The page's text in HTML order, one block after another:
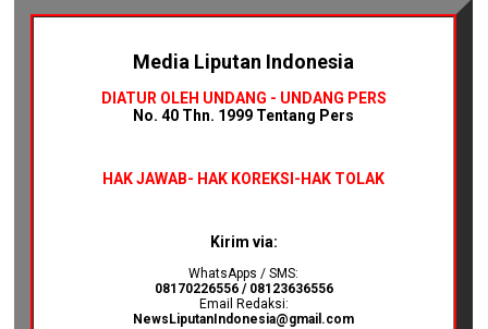
Media Liputan Indonesia
DIATUR OLEH UNDANG - UNDANG PERS
No. 40 Thn. 1999 Tentang Pers
HAK JAWAB- HAK KOREKSI-HAK TOLAK
Kirim via:
WhatsApps / SMS:
08170226556 / 08123636556
Email Redaksi:
NewsLiputanIndonesia@gmail.com